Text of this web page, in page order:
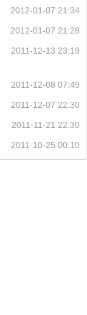
2012-01-07 21:34
2012-01-07 21:28
2011-12-13 23:19
2011-12-08 07:49
2011-12-07 22:30
2011-11-21 22:30
2011-10-25 00:10